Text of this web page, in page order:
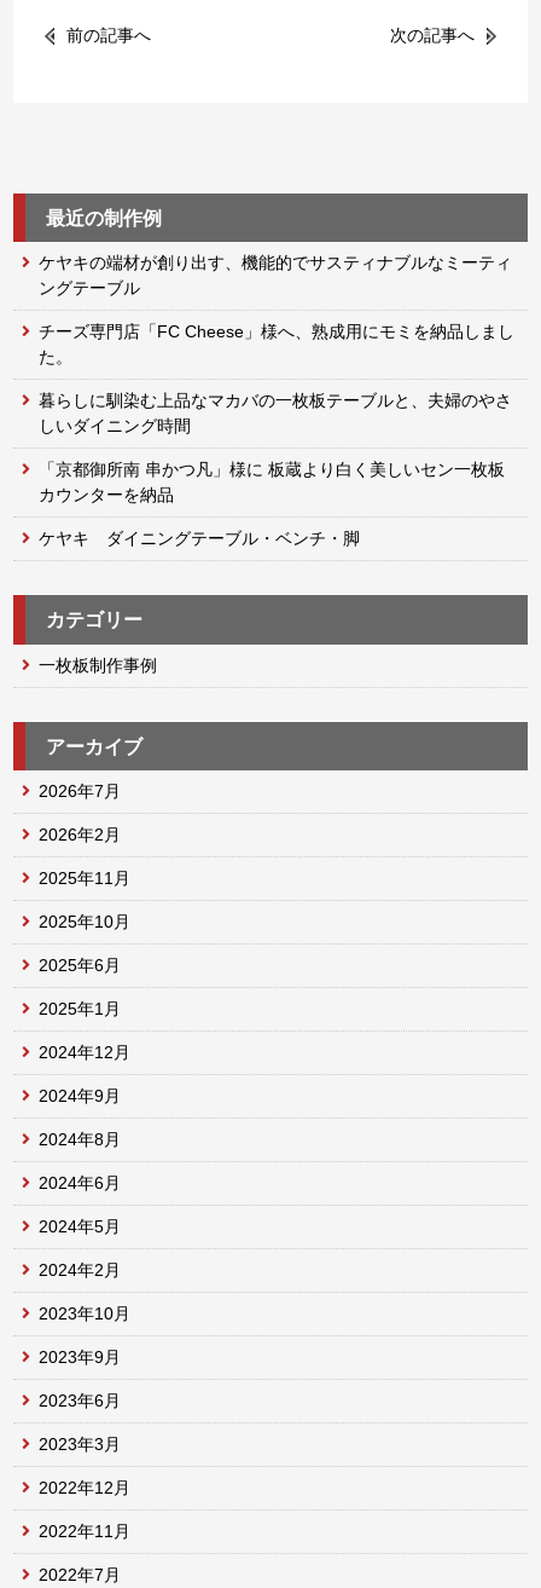
前の記事へ 次の記事へ
最近の制作例
ケヤキの端材が創り出す、機能的でサスティナブルなミーティ
ングテーブル
チーズ専門店「FC Cheese」様へ、熟成用にモミを納品しまし
た。
暮らしに馴染む上品なマカバの一枚板テーブルと、夫婦のやさ
しいダイニング時間
「京都御所南 串かつ凡」様に 板蔵より白く美しいセン一枚板
カウンターを納品
ケヤキ ダイニングテーブル・ベンチ・脚
カテゴリー
一枚板制作事例
アーカイブ
2026年7月
2026年2月
2025年11月
2025年10月
2025年6月
2025年1月
2024年12月
2024年9月
2024年8月
2024年6月
2024年5月
2024年2月
2023年10月
2023年9月
2023年6月
2023年3月
2022年12月
2022年11月
2022年7月